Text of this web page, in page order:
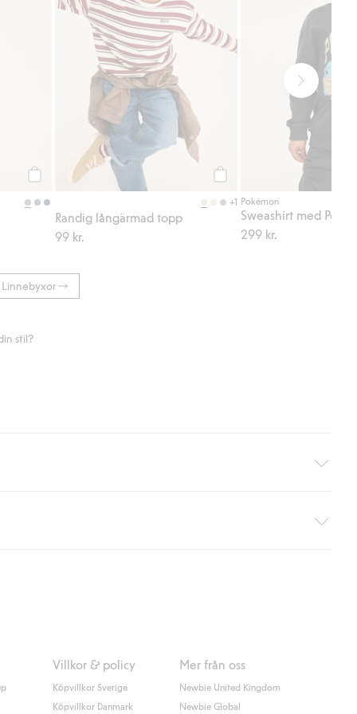
+1
Randig långärmad topp
99 kr.
Pokémon
Sweashirt med
299 kr.
Linnebyxor
stil?
ej hemleverans). Frakten tas bort per automatik efter du
Villkor & policy
Köpvillkor Sverige
Köpvillkor Danmark
Mer från oss
Newbie United Kingdom
Newbie Global